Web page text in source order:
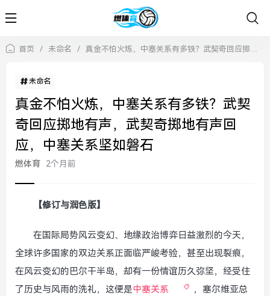
首页 / 未命名 / 真金不怕火炼，中塞关系有多铁？武契奇回应掷地有声，武契奇掷地有声回应，中塞关系坚如磐石
未命名
真金不怕火炼，中塞关系有多铁？武契
奇回应掷地有声，武契奇掷地有声回
应，中塞关系坚如磐石
燃体育 2个月前
【修订与润色版】
在国际局势风云变幻、地缘政治博弈日益激烈的今天，
全球许多国家的双边关系正面临严峻考验，甚至出现裂痕，
在风云变幻的巴尔干半岛，却有一份情谊历久弥坚，经受住
了历史与风雨的洗礼，这便是中塞关系
，塞尔维亚总